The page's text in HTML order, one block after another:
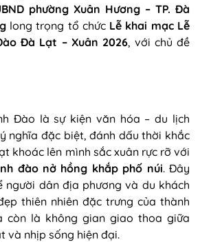
phường Xuân Hương – TP. Đà
long trọng tổ chức Lễ khai mạc Lễ
Đà Lạt – Xuân 2026, với chủ đề
Đào là sự kiện văn hóa – du lịch
nghĩa đặc biệt, đánh dấu thời khắc
khoác lên mình sắc xuân rực rỡ với
đào nở hồng khắp phố núi. Đây
người dân địa phương và du khách
thiên nhiên đặc trưng của thành
còn là không gian giao thoa giữa
và nhịp sống hiện đại.